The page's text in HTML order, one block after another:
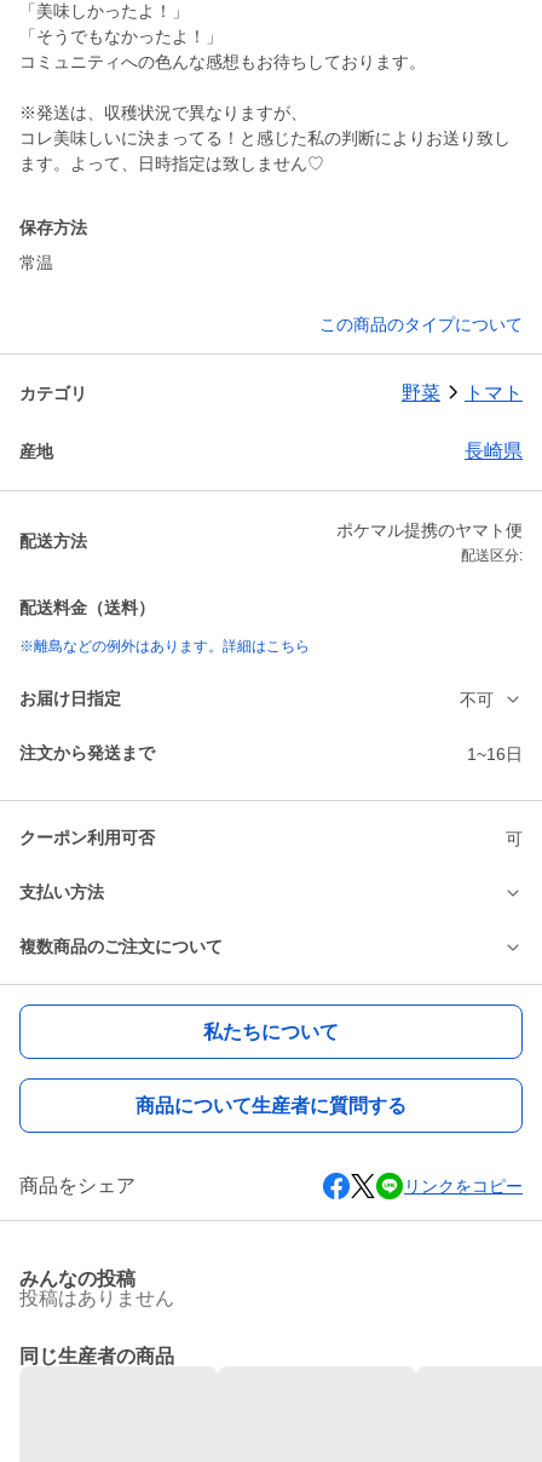
「美味しかったよ！」
「そうでもなかったよ！」
コミュニティへの色んな感想もお待ちしております。
※発送は、収穫状況で異なりますが、
コレ美味しいに決まってる！と感じた私の判断によりお送り致し
保存方法
常温
この商品のタイプについて
カテゴリ 野菜 トマト
産地 長崎県
配送方法
ポケマル提携のヤマト便
配送区分:
配送料金（送料）
※離島などの例外はあります。詳細はこちら
お届け日指定 不可
注文から発送まで 1~16日
クーポン利用可否 可
支払い方法
複数商品のご注文について
私たちについて
商品について生産者に質問する
商品をシェア リンクをコピー
みんなの投稿
投稿はありません
同じ生産者の商品